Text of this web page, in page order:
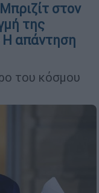
στον
της
Η απάντηση
του κόσμου